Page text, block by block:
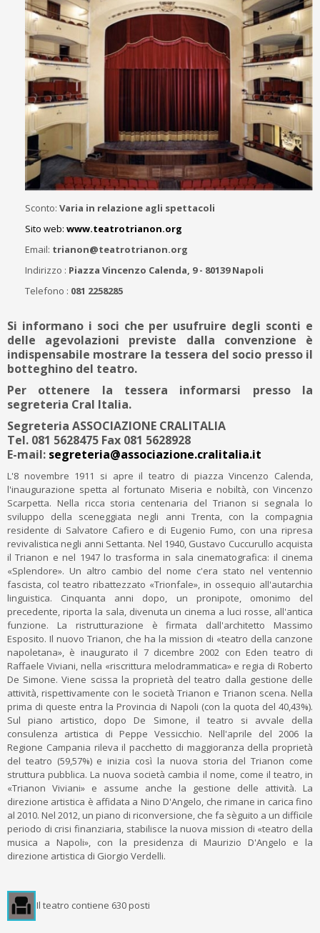
Sconto: Varia in relazione agli spettacoli
Sito web: www.teatrotrianon.org
Email: trianon@teatrotrianon.org
Indirizzo : Piazza Vincenzo Calenda, 9 - 80139 Napoli
Telefono : 081 2258285
Si informano i soci che per usufruire degli sconti e
delle agevolazioni previste dalla convenzione è
indispensabile mostrare la tessera del socio presso il
botteghino del teatro.
Per ottenere la tessera informarsi presso la
segreteria Cral Italia.
Segreteria ASSOCIAZIONE CRALITALIA
Tel. 081 5628475 Fax 081 5628928
E-mail: segreteria@associazione.cralitalia.it
L'8 novembre 1911 si apre il teatro di piazza Vincenzo Calenda,
l'inaugurazione spetta al fortunato Miseria e nobiltà, con Vincenzo
Scarpetta. Nella ricca storia centenaria del Trianon si segnala lo
sviluppo della sceneggiata negli anni Trenta, con la compagnia
residente di Salvatore Cafiero e di Eugenio Fumo, con una ripresa
revivalistica negli anni Settanta. Nel 1940, Gustavo Cuccurullo acquista
il Trianon e nel 1947 lo trasforma in sala cinematografica: il cinema
«Splendore». Un altro cambio del nome c'era stato nel ventennio
fascista, col teatro ribattezzato «Trionfale», in ossequio all'autarchia
linguistica. Cinquanta anni dopo, un pronipote, omonimo del
precedente, riporta la sala, divenuta un cinema a luci rosse, all'antica
funzione. La ristrutturazione è firmata dall'architetto Massimo
Esposito. Il nuovo Trianon, che ha la mission di «teatro della canzone
napoletana», è inaugurato il 7 dicembre 2002 con Eden teatro di
Raffaele Viviani, nella «riscrittura melodrammatica» e regia di Roberto
De Simone. Viene scissa la proprietà del teatro dalla gestione delle
attività, rispettivamente con le società Trianon e Trianon scena. Nella
prima di queste entra la Provincia di Napoli (con la quota del 40,43%).
Sul piano artistico, dopo De Simone, il teatro si avvale della
consulenza artistica di Peppe Vessicchio. Nell'aprile del 2006 la
Regione Campania rileva il pacchetto di maggioranza della proprietà
del teatro (59,57%) e inizia così la nuova storia del Trianon come
struttura pubblica. La nuova società cambia il nome, come il teatro, in
«Trianon Viviani» e assume anche la gestione delle attività. La
direzione artistica è affidata a Nino D'Angelo, che rimane in carica fino
al 2010. Nel 2012, un piano di riconversione, che fa sèguito a un difficile
periodo di crisi finanziaria, stabilisce la nuova mission di «teatro della
musica a Napoli», con la presidenza di Maurizio D'Angelo e la
direzione artistica di Giorgio Verdelli.
Il teatro contiene 630 posti